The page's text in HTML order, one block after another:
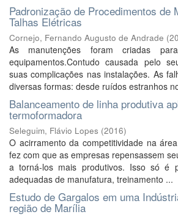
Padronização de Procedimentos de
Talhas Elétricas
Cornejo, Fernando Augusto de Andrade (
As manutenções foram criadas
equipamentos.Contudo causada pelo
suas complicações nas instalações. As
diversas formas: desde ruídos estranhos
Balanceamento de linha produtiva
termoformadora
Seleguim, Flávio Lopes (2016)
O acirramento da competitividade na
fez com que as empresas repensassem
a torná-los mais produtivos. Isso só é
adequadas de manufatura, treinamento ...
Estudo de Gargalos em uma
região de Marília